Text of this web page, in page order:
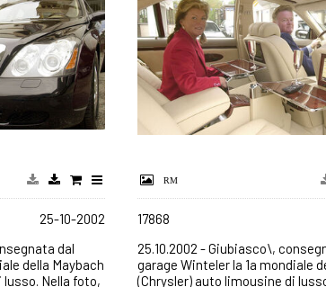
25-10-2002
dal
della Maybach
Nella foto,
17868
25.10.2002 - Giubiasco\,
garage Winteler la 1a mondiale
(Chrysler) auto limousine di